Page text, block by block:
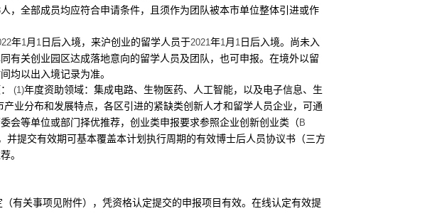
人，全部成员均应符合申请条件，且须作为团队被本市单位整体引进或作
年1月 1 日后入境，来沪创业的留学人员于2021年1月 1 日后入境。尚未入
有关创业园区达成落地意向的留学人员及团队，也可申报。在境外以留
均以出入境记录为准。
(1)年度资助领域：集成电路、生物医药、人工智能，以及电子信息、生
产业分布和发展特点，各区引进的紧缺类创新人才和留学人员企业，可通
会等单位或部门择优推荐，创业类申报要求参照企业创新创业类（B
并提交有效期可基本覆盖本计划执行周期的有效博士后人员协议书（三方
。
有关事项见附件），凭资格认定提交的申报项目有效。在线认定有效提